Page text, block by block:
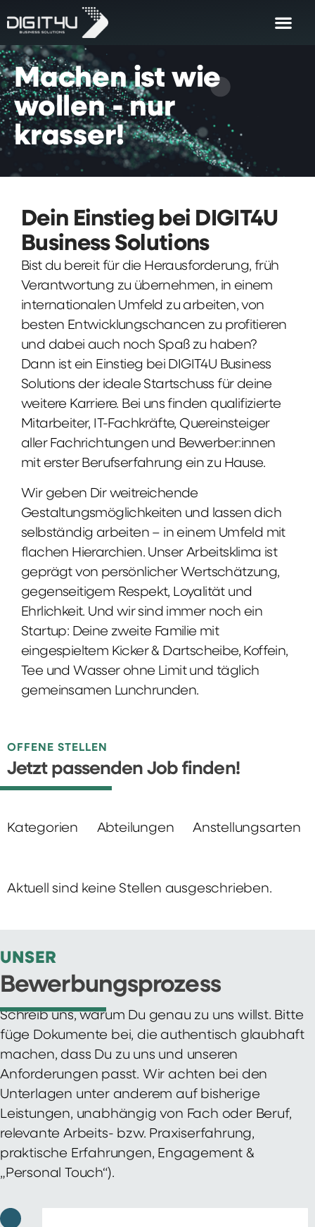
Machen ist wie
wollen - nur
krasser!
Dein Einstieg bei DIGIT4U
Business Solutions
Bist du bereit für die Herausforderung, früh
Verantwortung zu übernehmen, in einem
internationalen Umfeld zu arbeiten, von
besten Entwicklungschancen zu profitieren
und dabei auch noch Spaß zu haben?
Dann ist ein Einstieg bei DIGIT4U Business
Solutions der ideale Startschuss für deine
weitere Karriere. Bei uns finden qualifizierte
Mitarbeiter, IT-Fachkräfte, Quereinsteiger
aller Fachrichtungen und Bewerber:innen
mit erster Berufserfahrung ein zu Hause.
Wir geben Dir weitreichende
Gestaltungsmöglichkeiten und lassen dich
selbständig arbeiten – in einem Umfeld mit
flachen Hierarchien. Unser Arbeitsklima ist
geprägt von persönlicher Wertschätzung,
gegenseitigem Respekt, Loyalität und
Ehrlichkeit. Und wir sind immer noch ein
Startup: Deine zweite Familie mit
eingespieltem Kicker & Dartscheibe, Koffein,
Tee und Wasser ohne Limit und täglich
gemeinsamen Lunchrunden.
OFFENE STELLEN
Jetzt passenden Job finden!
Kategorien Abteilungen Anstellungsarten
Aktuell sind keine Stellen ausgeschrieben.
UNSER
Bewerbungsprozess
Schreib uns, warum Du genau zu uns willst. Bitte
füge Dokumente bei, die authentisch glaubhaft
machen, dass Du zu uns und unseren
Anforderungen passt. Wir achten bei den
Unterlagen unter anderem auf bisherige
Leistungen, unabhängig von Fach oder Beruf,
relevante Arbeits- bzw. Praxiserfahrung,
praktische Erfahrungen, Engagement &
„Personal Touch“).